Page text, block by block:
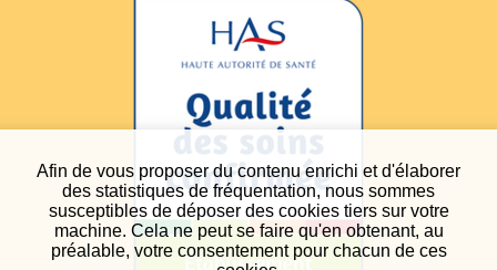
Afin de vous proposer du contenu enrichi et d'élaborer
des statistiques de fréquentation, nous sommes
susceptibles de déposer des cookies tiers sur votre
machine. Cela ne peut se faire qu'en obtenant, au
préalable, votre consentement pour chacun de ces